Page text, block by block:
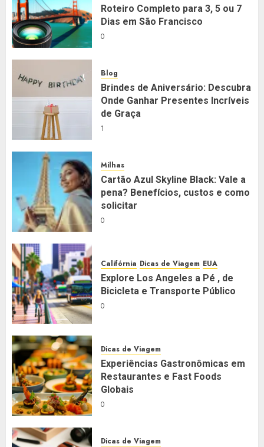
Roteiro Completo para 3, 5 ou 7
Dias em São Francisco
0
Blog
Brindes de Aniversário: Descubra
Onde Ganhar Presentes Incríveis
de Graça
1
Milhas
Cartão Azul Skyline Black: Vale a
pena? Benefícios, custos e como
solicitar
0
Califórnia Dicas de Viagem EUA
Explore Los Angeles a Pé , de
Bicicleta e Transporte Público
0
Dicas de Viagem
Experiências Gastronômicas em
Restaurantes e Fast Foods
Globais
0
Dicas de Viagem